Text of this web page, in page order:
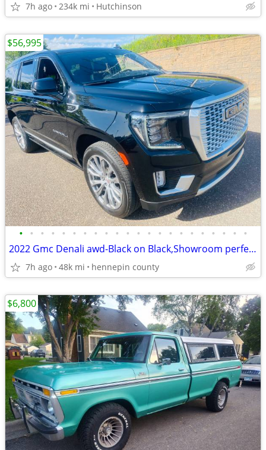
7h ago 234k mi Hutchinson
• • • • • • • • • • • • • • • • • • • • • •
2022 Gmc Denali awd-Black on Black,Showroom perfect,only
7h ago 48k mi hennepin county
$56,995
$6,800